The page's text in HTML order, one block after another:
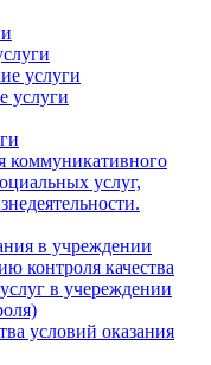
услуги
услуги
коммуникативного
услуг,
в учреждении
контроля качества
в учереждении
условий оказания